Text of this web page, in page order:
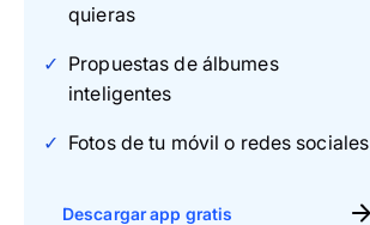
quieras
Propuestas de álbumes
inteligentes
Fotos de tu móvil o redes sociales
Descargar app gratis